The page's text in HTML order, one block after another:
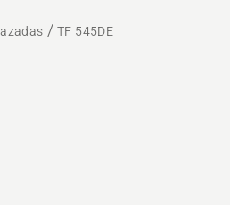
TF 545DE